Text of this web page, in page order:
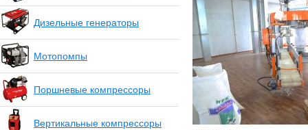
Дизельные генераторы
Мотопомпы
Поршневые компрессоры
Вертикальные компрессоры